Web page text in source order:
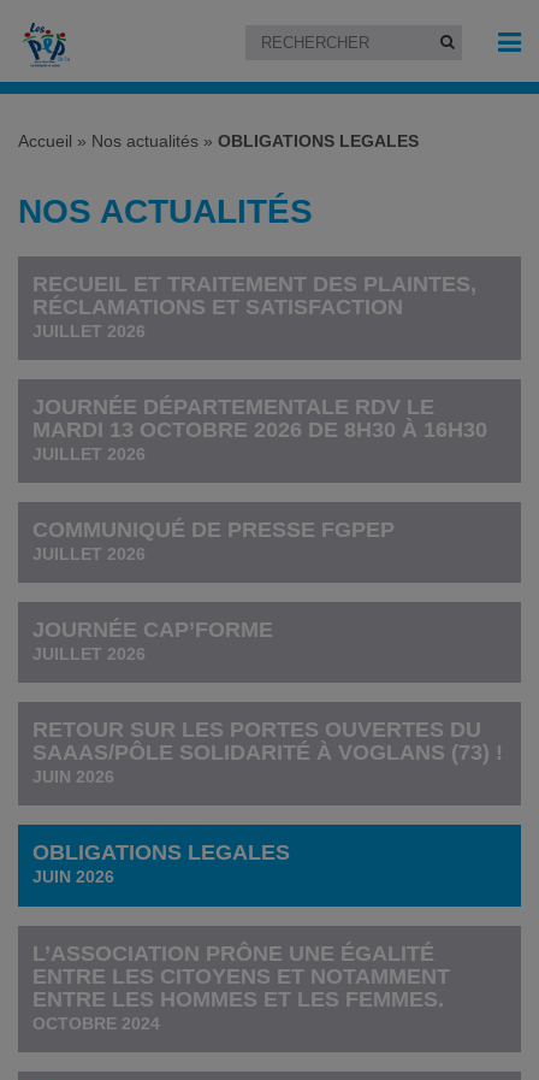
Accueil » Nos actualités » OBLIGATIONS LEGALES
NOS ACTUALITÉS
RECUEIL ET TRAITEMENT DES PLAINTES,
RÉCLAMATIONS ET SATISFACTION
JUILLET 2026
JOURNÉE DÉPARTEMENTALE RDV LE
MARDI 13 OCTOBRE 2026 DE 8H30 À 16H30
JUILLET 2026
COMMUNIQUÉ DE PRESSE FGPEP
JUILLET 2026
JOURNÉE CAP’FORME
JUILLET 2026
RETOUR SUR LES PORTES OUVERTES DU
SAAAS/PÔLE SOLIDARITÉ À VOGLANS (73) !
JUIN 2026
OBLIGATIONS LEGALES
JUIN 2026
L’ASSOCIATION PRÔNE UNE ÉGALITÉ
ENTRE LES CITOYENS ET NOTAMMENT
ENTRE LES HOMMES ET LES FEMMES.
OCTOBRE 2024